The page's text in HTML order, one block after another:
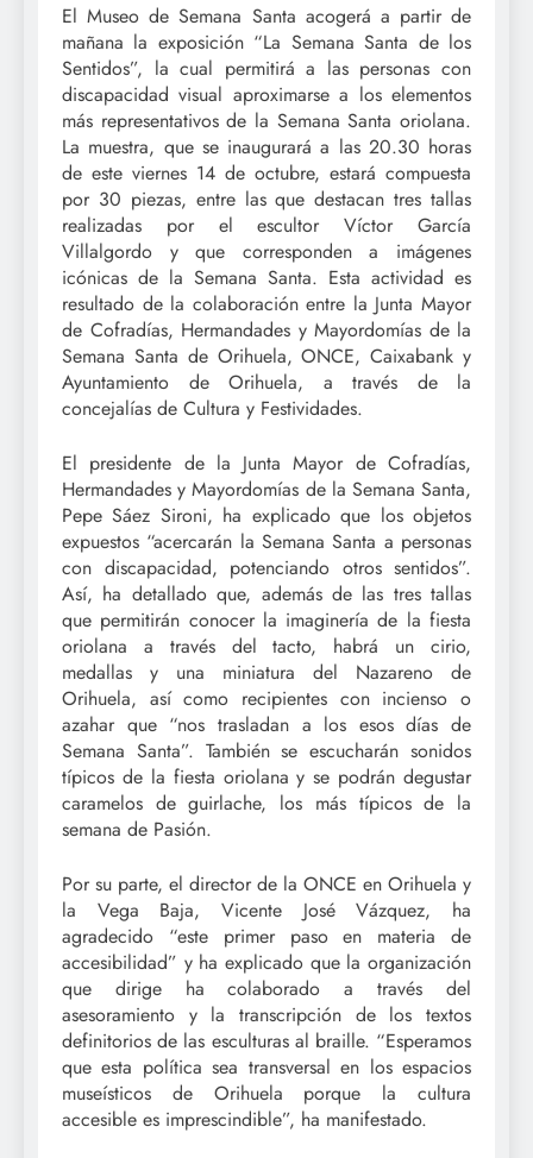
El Museo de Semana Santa acogerá a partir de
mañana la exposición “La Semana Santa de los
Sentidos”, la cual permitirá a las personas con
discapacidad visual aproximarse a los elementos
más representativos de la Semana Santa oriolana.
La muestra, que se inaugurará a las 20.30 horas
de este viernes 14 de octubre, estará compuesta
por 30 piezas, entre las que destacan tres tallas
realizadas por el escultor Víctor García
Villalgordo y que corresponden a imágenes
icónicas de la Semana Santa. Esta actividad es
resultado de la colaboración entre la Junta Mayor
de Cofradías, Hermandades y Mayordomías de la
Semana Santa de Orihuela, ONCE, Caixabank y
Ayuntamiento de Orihuela, a través de la
concejalías de Cultura y Festividades.
El presidente de la Junta Mayor de Cofradías,
Hermandades y Mayordomías de la Semana Santa,
Pepe Sáez Sironi, ha explicado que los objetos
expuestos “acercarán la Semana Santa a personas
con discapacidad, potenciando otros sentidos”.
Así, ha detallado que, además de las tres tallas
que permitirán conocer la imaginería de la fiesta
oriolana a través del tacto, habrá un cirio,
medallas y una miniatura del Nazareno de
Orihuela, así como recipientes con incienso o
azahar que “nos trasladan a los esos días de
Semana Santa”. También se escucharán sonidos
típicos de la fiesta oriolana y se podrán degustar
caramelos de guirlache, los más típicos de la
semana de Pasión.
Por su parte, el director de la ONCE en Orihuela y
la Vega Baja, Vicente José Vázquez, ha
agradecido “este primer paso en materia de
accesibilidad” y ha explicado que la organización
que dirige ha colaborado a través del
asesoramiento y la transcripción de los textos
definitorios de las esculturas al braille. “Esperamos
que esta política sea transversal en los espacios
museísticos de Orihuela porque la cultura
accesible es imprescindible”, ha manifestado.